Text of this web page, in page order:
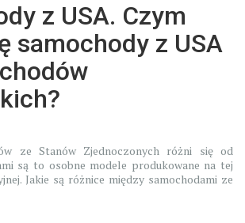
z USA. Czym
samochody z USA
ze Stanów Zjednoczonych różni się od
są to osobne modele produkowane na tej
Jakie są różnice między samochodami ze